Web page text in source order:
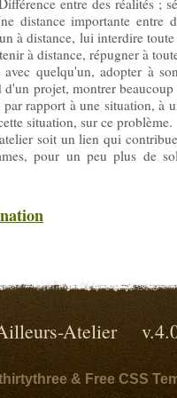
entre des réalités ;
distance importante entre
à distance, lui interdire
à distance, répugner à
quelqu'un, adopter à
d'un projet, montrer
rapport à une situation, à
situation, sur ce problème.
soit un lien qui
pour un peu plus de
Ailleurs-Atelier
& Free CSS